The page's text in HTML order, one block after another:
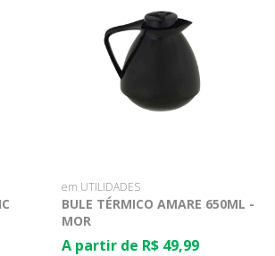
em UTILIDADES
BULE TÉRMICO AMARE 650ML -
MOR
A partir de R$ 49,99